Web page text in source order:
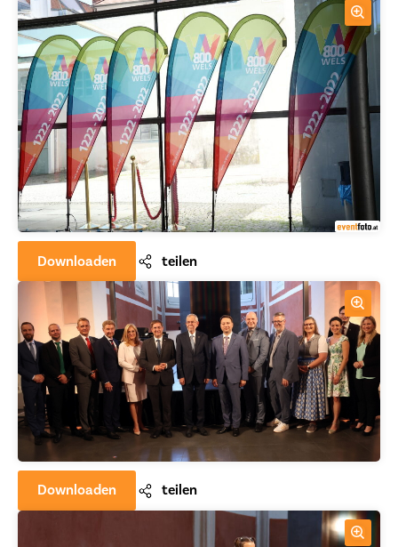
Downloaden teilen
Downloaden teilen